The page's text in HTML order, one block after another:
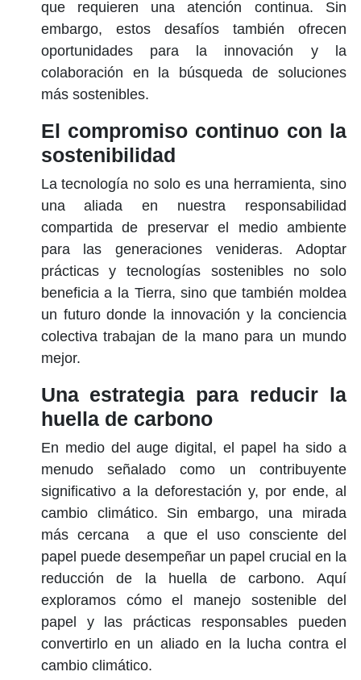
que requieren una atención continua. Sin
embargo, estos desafíos también ofrecen
oportunidades para la innovación y la
colaboración en la búsqueda de soluciones
más sostenibles.
El compromiso continuo con la
sostenibilidad
Latecnología no solo es una herramienta, sino
una aliada en nuestra responsabilidad
compartida de preservar el medio ambiente
para las generaciones venideras. Adoptar
prácticas y tecnologías sostenibles no solo
beneficia a la Tierra, sino que también moldea
un futuro donde la innovación y la conciencia
colectiva trabajan de la mano para un mundo
mejor.
Una estrategia para reducir la
huella de carbono
En medio del auge digital, el papel ha sido a
menudo señalado como un contribuyente
significativo a la deforestación y, por ende, al
cambio climático. Sin embargo, una mirada
más cercana
a que el uso consciente del
papel puede desempeñar un papel crucial en la
reducción de la huella de carbono. Aquí
exploramos cómo el manejo sostenible del
papel y las prácticas responsables pueden
convertirlo en un aliado en la lucha contra el
cambio climático.